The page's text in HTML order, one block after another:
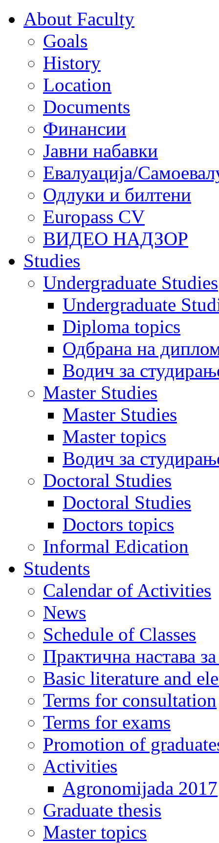
About Faculty
Goals
History
Location
Documents
Финансии
Јавни набавки
Евалуација/
Одлуки и билтени
Europass CV
ВИДЕО НАДЗОР
Studies
Undergraduate Studies
Undergraduate
Diploma topics
Одбрана на
Водич за
Master Studies
Master Studies
Master topics
Водич за
Doctoral Studies
Doctoral Studies
Doctors topics
Informal Edication
Students
Calendar of Activities
News
Schedule of Classes
Практична настава
Basic literature and
Terms for consultation
Terms for exams
Promotion of
Activities
Agronomijada 2017
Graduate thesis
Master topics